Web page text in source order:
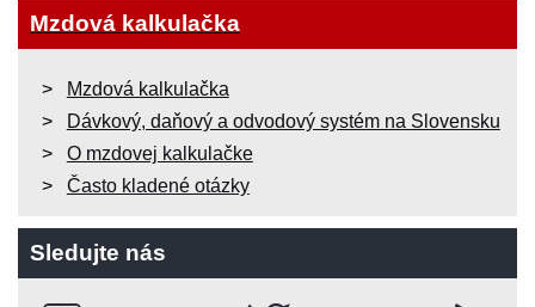
Mzdová kalkulačka
Mzdová kalkulačka
Dávkový, daňový a odvodový systém na Slovensku
O mzdovej kalkulačke
Často kladené otázky
Sledujte nás